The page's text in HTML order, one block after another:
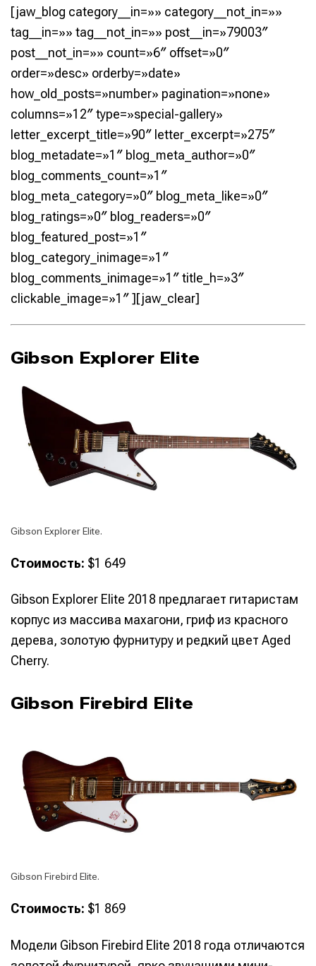
[jaw_blog category__in=»» category__not_in=»»
tag__in=»» tag__not_in=»» post__in=»79003″
post__not_in=»» count=»6″ offset=»0″
order=»desc» orderby=»date»
how_old_posts=»number» pagination=»none»
columns=»12″ type=»special-gallery»
letter_excerpt_title=»90″ letter_excerpt=»275″
blog_metadate=»1″ blog_meta_author=»0″
blog_comments_count=»1″
blog_meta_category=»0″ blog_meta_like=»0″
blog_ratings=»0″ blog_readers=»0″
blog_featured_post=»1″
blog_category_inimage=»1″
blog_comments_inimage=»1″ title_h=»3″
clickable_image=»1″ ][jaw_clear]
Gibson Explorer Elite
Gibson Explorer Elite.
Стоимость: $1 649
Gibson Explorer Elite 2018 предлагает гитаристам
корпус из массива махагони, гриф из красного
дерева, золотую фурнитуру и редкий цвет Aged
Cherry.
Gibson Firebird Elite
Gibson Firebird Elite.
Стоимость: $1 869
Модели Gibson Firebird Elite 2018 года отличаются